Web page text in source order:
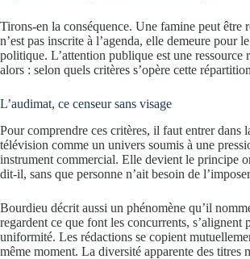
Tirons-en la conséquence. Une famine peut être
n’est pas inscrite à l’agenda, elle demeure
politique. L’attention publique est une
alors : selon quels critères s’opère cette
L’audimat, ce censeur sans visage
Pour comprendre ces critères, il faut entrer dans
télévision comme un univers soumis à une
instrument commercial. Elle devient le principe
dit-il, sans que personne n’ait besoin de
Bourdieu décrit aussi un phénomène qu’il
regardent ce que font les concurrents, s’alignent
uniformité. Les rédactions se copient
même moment. La diversité apparente des titres